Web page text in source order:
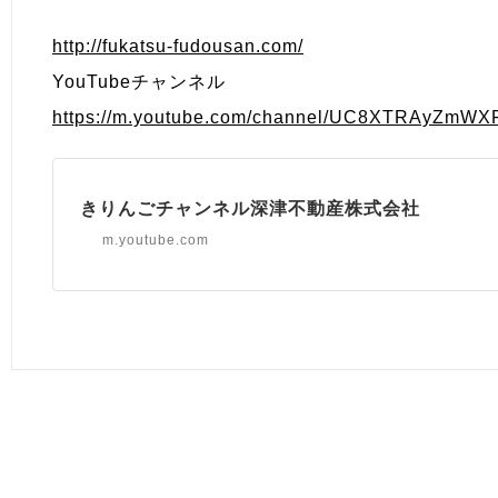
http://fukatsu-fudousan.com/
YouTubeチャンネル
https://m.youtube.com/channel/
きりんごチャンネル深津不動産株式会社
m.youtube.com